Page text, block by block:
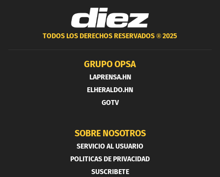
TODOS LOS DERECHOS RESERVADOS ®2025
GRUPO OPSA
LAPRENSA.HN
ELHERALDO.HN
GOTV
SOBRE NOSOTROS
SERVICIO AL USUARIO
POLITICAS DE PRIVACIDAD
SUSCRIBETE